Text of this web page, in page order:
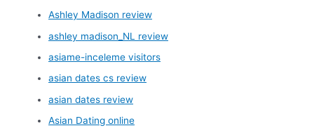
Ashley Madison review
ashley madison_NL review
asiame-inceleme visitors
asian dates cs review
asian dates review
Asian Dating online